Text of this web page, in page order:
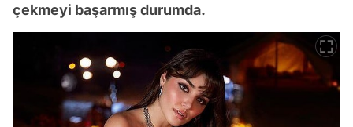
çekmeyi başarmış durumda.